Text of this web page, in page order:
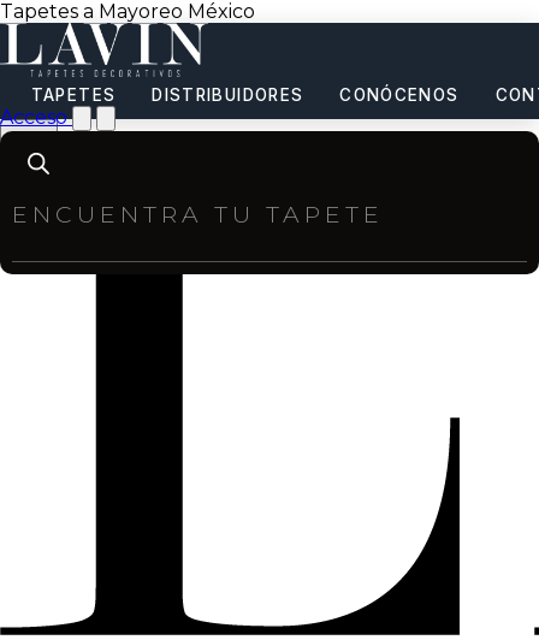
Tapetes a Mayoreo México
TAPETES DISTRIBUIDORES CONÓCENOS
Acceso
Products
search